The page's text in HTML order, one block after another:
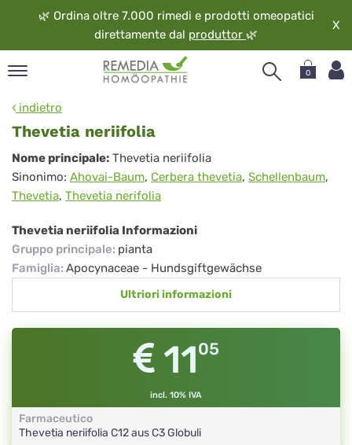
🌿 Ordina oltre 7.000 rimedi e prodotti omeopatici
direttamente dal produttor 🌿
X
0
indietro
Thevetia neriifolia
Thevetia
neriifolia
Nome principale: Thevetia neriifolia
Sinonimo: Ahovai-Baum, Cerbera thevetia, Schellenbaum,
Thevetia, Thevetia nerifolia
Thevetia neriifolia Informazioni
Gruppo principale: pianta
Famiglia: Apocynaceae - Hundsgiftgewächse
Ultriori informazioni
1105
incl. 10% IVA
Farmaceutico
Thevetia neriifolia C12 aus C3Globuli